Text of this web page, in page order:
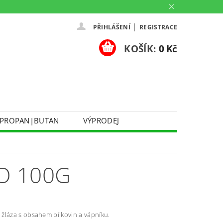
PŘIHLÁŠENÍ | REGISTRACE
KOŠÍK: 0 Kč
PROPAN|BUTAN
VÝPRODEJ
PARTNERSKÉ PRODEJNY HEY!
100G
s obsahem bílkovin a vápníku.